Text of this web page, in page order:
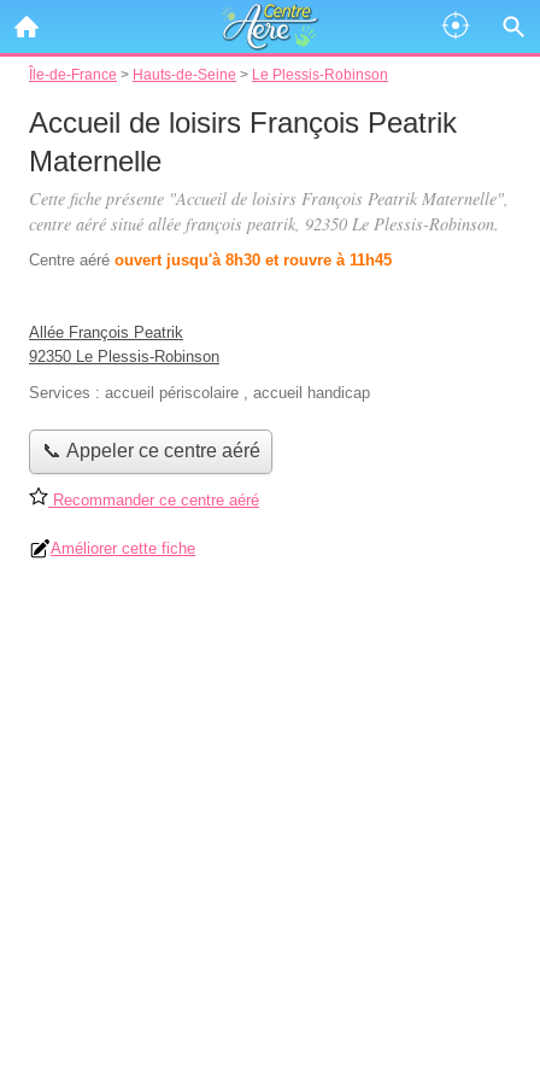
Île-de-France > Hauts-de-Seine > Le Plessis-Robinson
Accueil de loisirs François Peatrik
Maternelle
Cette fiche présente "Accueil de loisirs François Peatrik Maternelle",
centre aéré situé allée françois peatrik, 92350 Le Plessis-Robinson.
Centre aéré ouvert jusqu'à 8h30 et rouvre à 11h45
Allée François Peatrik
92350 Le Plessis-Robinson
Services : accueil périscolaire , accueil handicap
📞 Appeler ce centre aéré
Recommander ce centre aéré
Améliorer cette fiche